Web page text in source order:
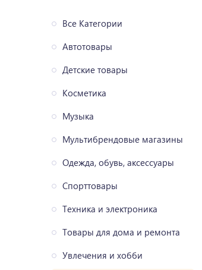
Все Категории
Автотовары
Детские товары
Косметика
Музыка
Мультибрендовые магазины
Одежда, обувь, аксессуары
Спорттовары
Техника и электроника
Товары для дома и ремонта
Увлечения и хобби